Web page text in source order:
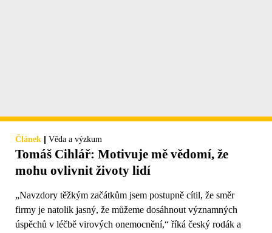
Článek | Věda a výzkum
Tomáš Cihlář: Motivuje mě vědomí, že
mohu ovlivnit životy lidí
„Navzdory těžkým začátkům jsem postupně cítil, že směr
firmy je natolik jasný, že můžeme dosáhnout významných
úspěchů v léčbě virových onemocnění,“ říká český rodák a